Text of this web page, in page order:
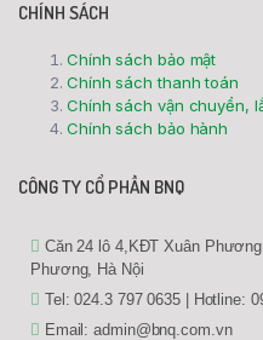
CHÍNH SÁCH
Chính sách bảo mật
Chính sách thanh toán
Chính sách vận chuyển,
Chính sách bảo hành
CÔNG TY CỔ PHẦN BNQ
Căn 24 lô 4,KĐT Xuân
Phương, Hà Nội
Tel: 024.3 797 0635 | Hotline:
Email: admin@bnq.com.vn